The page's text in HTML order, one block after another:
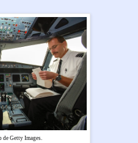
de Getty Images.